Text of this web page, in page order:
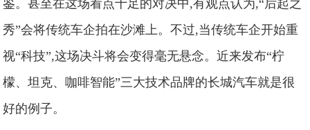
鉴。甚至在这场看点十足的对决中,有观点认为,“后起之
秀”会将传统车企拍在沙滩上。不过,当传统车企开始重
视“科技”,这场决斗将会变得毫无悬念。近来发布“柠
檬、坦克、咖啡智能”三大技术品牌的长城汽车就是很
好的例子。